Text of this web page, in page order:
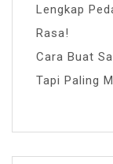
Lengkap
Rasa!
Cara Buat
Tapi Paling